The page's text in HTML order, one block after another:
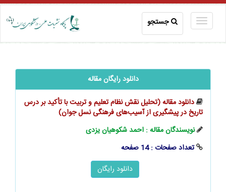
جستجو
دانلود رایگان مقاله
دانلود مقاله (تحلیل نقش نظام تعلیم و تربیت با تأکید بر درس
تاریخ در پیشگیری از آسیب‌های فرهنگی نسل جوان)
نویسندگان مقاله : احمد شکوهیان یزدی
تعداد صفحات : 14 صفحه